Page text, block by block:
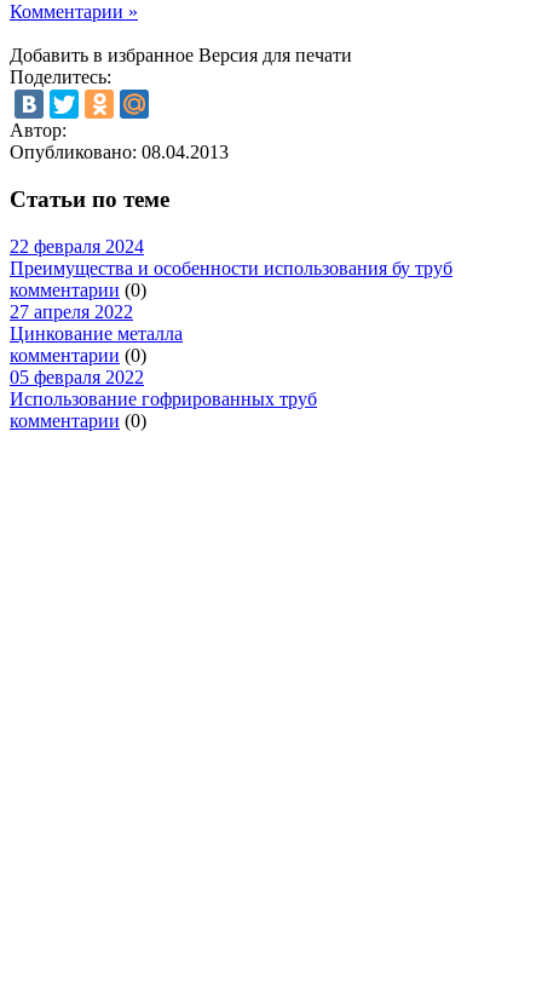
Комментарии »
Добавить в избранное Версия для печати
Поделитесь:
Автор:
Опубликовано: 08.04.2013
Статьи по теме
22 февраля 2024
Преимущества и особенности использования бу труб
комментарии (0)
27 апреля 2022
Цинкование металла
комментарии (0)
05 февраля 2022
Использование гофрированных труб
комментарии (0)